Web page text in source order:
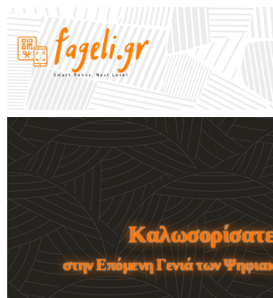
Καλωσορίσατε
στην Επόμενη Γενιά των